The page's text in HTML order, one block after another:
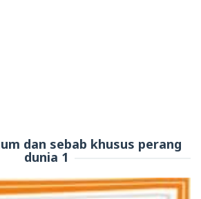
dan sebab khusus perang
dunia 1